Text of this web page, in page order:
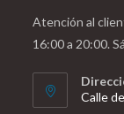
Atención al
16:00 a 20:00.
Calle